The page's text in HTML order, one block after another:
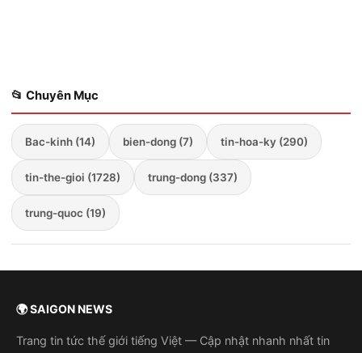
📂 Chuyên Mục
Bac-kinh (14) bien-dong (7) tin-hoa-ky (290)
tin-the-gioi (1728) trung-dong (337)
trung-quoc (19)
🌍 SAIGON NEWS
Trang tin tức thế giới tiếng Việt — Cập nhật nhanh nhất tin